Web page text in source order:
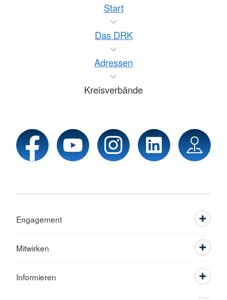
Start
Das DRK
Adressen
Kreisverbände
Engagement
Mitwirken
Informieren